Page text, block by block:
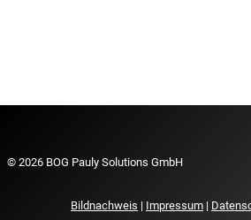
© 2026 BOG Pauly Solutions GmbH
Bildnachweis | Impressum |